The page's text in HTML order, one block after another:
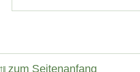
zum Seitenanfang